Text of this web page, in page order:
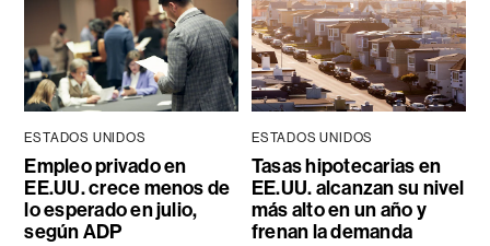
ESTADOS UNIDOS
Empleo privado en
EE.UU. crece menos de
lo esperado en julio,
según ADP
ESTADOS UNIDOS
Tasas hipotecarias en
EE.UU. alcanzan su nivel
más alto en un año y
frenan la demanda